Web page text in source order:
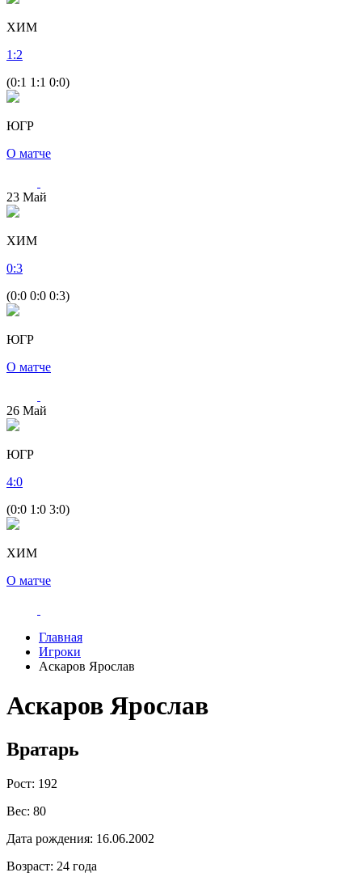
ХИМ
1 :2
(0:1 1:1 0:0)
ЮГР
О матче
23 Май
ХИМ
0:3
(0:0 0:0 0:3)
ЮГР
О матче
26 Май
ЮГР
4:0
(0:0 1:0 3:0)
ХИМ
О матче
Главная
Игроки
Аскаров Ярослав
Аскаров Ярослав
Вратарь
Рост: 192
Вес: 80
Дата рождения: 16.06.2002
Возраст: 24 года